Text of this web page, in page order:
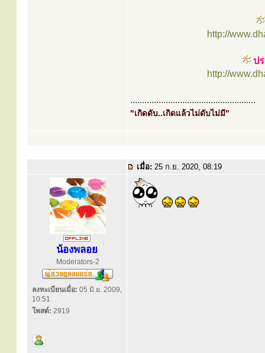
http://
ปร
http://
.....................................................
"เกิดดับ..เกิดแล้วไม่ดับไม่มี"
เมื่อ: 25 ก.ย. 2020, 08:19
น้องพลอย
Moderators-2
ลงทะเบียนเมื่อ: 05 มิ.ย. 2009,
10:51
โพสต์: 2919